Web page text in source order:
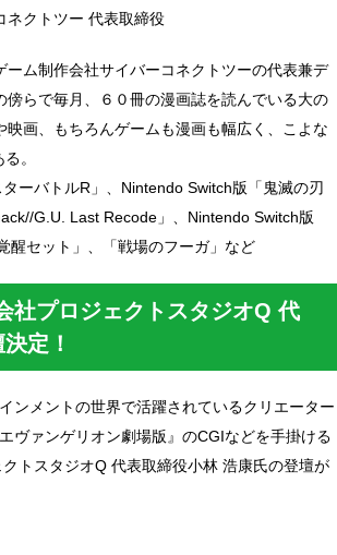
ネクトツー 代表取締役
ーム制作会社サイバーコネクトツーの代表兼デ
傍らで毎月、６０冊の漫画誌を読んでいる大の
映画、もちろんゲームも漫画も幅広く、こよな
。
ーバトルR」、Nintendo Switch版「鬼滅の刃
G.U. Last Recode」、Nintendo Switch版
醒セット」、「戦場のフーガ」など
社プロジェクトスタジオQ 代
定！
ンメントの世界で活躍されているクリエーター
ヴァンゲリオン劇場版』のCGIなどを手掛ける
トスタジオQ 代表取締役小林 浩康氏の登壇が